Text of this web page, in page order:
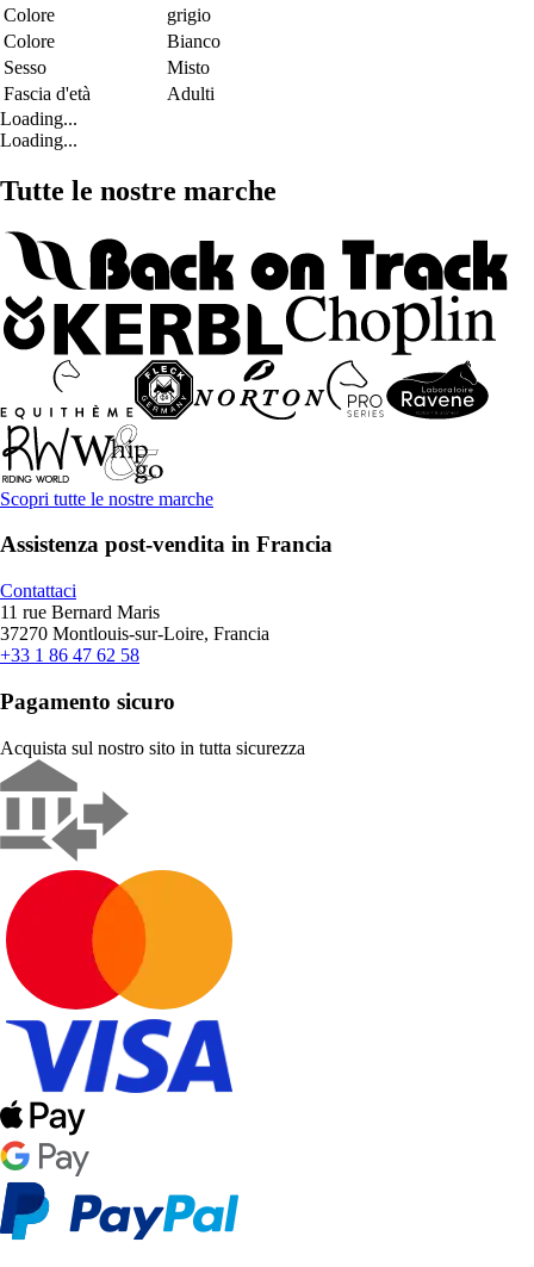
Colore
grigio
Colore
Bianco
Sesso
Misto
Fascia d'età
Adulti
Loading...
Loading...
Tutte le nostre marche
Scopri tutte le nostre marche
Assistenza post-vendita in Francia
Contattaci
11 rue Bernard Maris
37270 Montlouis-sur-Loire, Francia
+33 1 86 47 62 58
Pagamento sicuro
Acquista sul nostro sito in tutta sicurezza